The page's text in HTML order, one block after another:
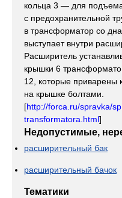
кольца 3 — для
с предохранительной
в трансформатор со
выступает внутри
Расширитель
крышки 6
12, которые приварены
на крышке болтами.
[http://forca.ru/spravka/
transformatora.html]
Недопустимые,
расширительный бак
расширительный бачок
Тематики